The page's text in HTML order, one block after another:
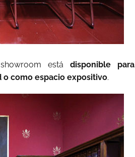
está disponible para
como espacio expositivo.